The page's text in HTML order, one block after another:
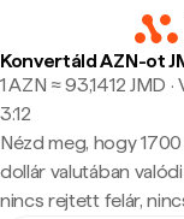
Konvertáld AZN-ot
1 AZN ≈ 93,1412 JMD
3:12
Nézd meg, hogy
dollár valutában
nincs rejtett felár,